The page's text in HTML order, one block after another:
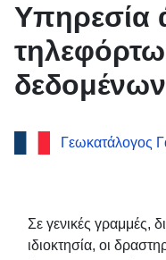
Υπηρεσία
για την
κινδύνων
— Δήμος
Γεωκατάλογος
Σε γενικές γραμμές,
ιδιοκτησία, οι